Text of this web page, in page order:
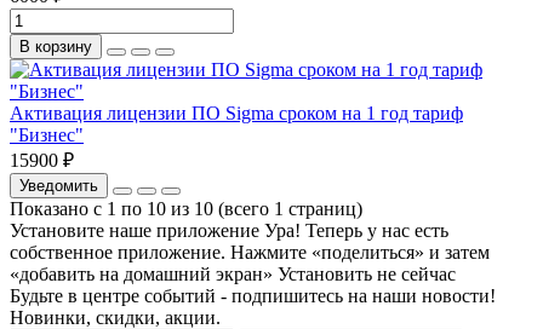
В корзину
Активация лицензии ПО Sigma сроком на 1 год тариф
"Бизнес"
15900 ₽
Уведомить
Показано с 1 по 10 из 10 (всего 1 страниц)
Установите наше приложение Ура! Теперь у нас есть
собственное приложение. Нажмите «поделиться» и затем
«добавить на домашний экран» Установить не сейчас
Будьте в центре событий - подпишитесь на наши новости!
Новинки, скидки, акции.